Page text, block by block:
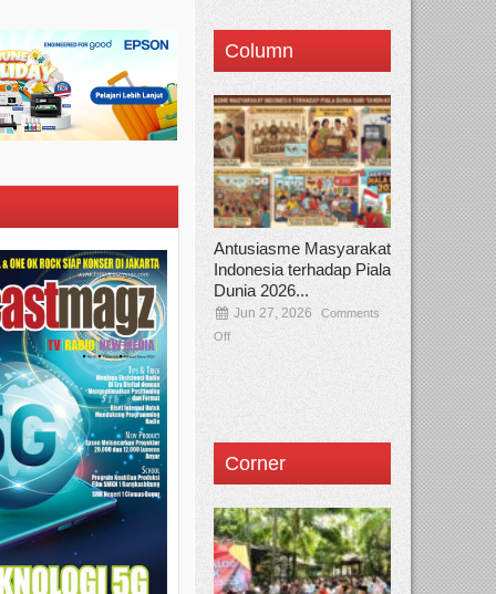
Column
Antusiasme Masyarakat
Indonesia terhadap Piala
Dunia 2026...
Jun 27, 2026
Comments
Off
Corner